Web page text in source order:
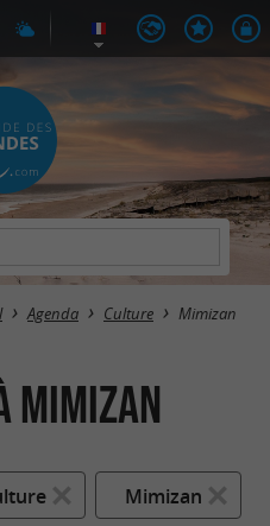
Agenda Culture Mimizan
Mimizan
Mimizan